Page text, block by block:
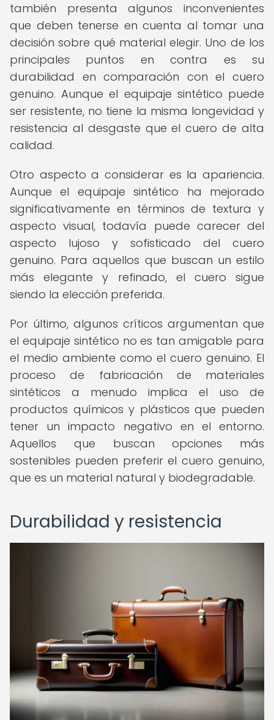
también presenta algunos inconvenientes
que deben tenerse en cuenta al tomar una
decisión sobre qué material elegir. Uno de los
principales puntos en contra es su
durabilidad en comparación con el cuero
genuino. Aunque el equipaje sintético puede
ser resistente, no tiene la misma longevidad y
resistencia al desgaste que el cuero de alta
calidad.
Otro aspecto a considerar es la apariencia.
Aunque el equipaje sintético ha mejorado
significativamente en términos de textura y
aspecto visual, todavía puede carecer del
aspecto lujoso y sofisticado del cuero
genuino. Para aquellos que buscan un estilo
más elegante y refinado, el cuero sigue
siendo la elección preferida.
Por último, algunos críticos argumentan que
el equipaje sintético no es tan amigable para
el medio ambiente como el cuero genuino. El
proceso de fabricación de materiales
sintéticos a menudo implica el uso de
productos químicos y plásticos que pueden
tener un impacto negativo en el entorno.
Aquellos que buscan opciones más
sostenibles pueden preferir el cuero genuino,
que es un material natural y biodegradable.
Durabilidad y resistencia